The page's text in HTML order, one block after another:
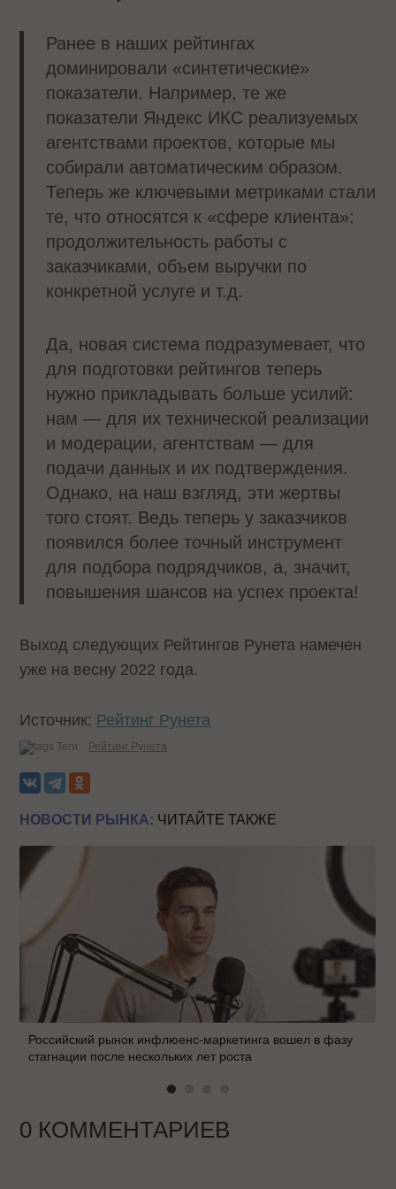
Ранее в наших рейтингах
доминировали «синтетические»
показатели. Например, те же
показатели Яндекс ИКС реализуемых
агентствами проектов, которые мы
собирали автоматическим образом.
Теперь же ключевыми метриками стали
те, что относятся к «сфере клиента»:
продолжительность работы с
заказчиками, объем выручки по
конкретной услуге и т.д.
Да, новая система подразумевает, что
для подготовки рейтингов теперь
нужно прикладывать больше усилий:
нам — для их технической реализации
и модерации, агентствам — для
подачи данных и их подтверждения.
Однако, на наш взгляд, эти жертвы
того стоят. Ведь теперь у заказчиков
появился более точный инструмент
для подбора подрядчиков, а, значит,
повышения шансов на успех проекта!
Выход следующих Рейтингов Рунета намечен
уже на весну 2022 года.
Источник: Рейтинг Рунета
Теги: Рейтинг Рунета
НОВОСТИ РЫНКА: ЧИТАЙТЕ ТАКЖЕ
Российский рынок инфлюенс-маркетинга вошел в фазу
стагнации после нескольких лет роста
0 КОММЕНТАРИЕВ